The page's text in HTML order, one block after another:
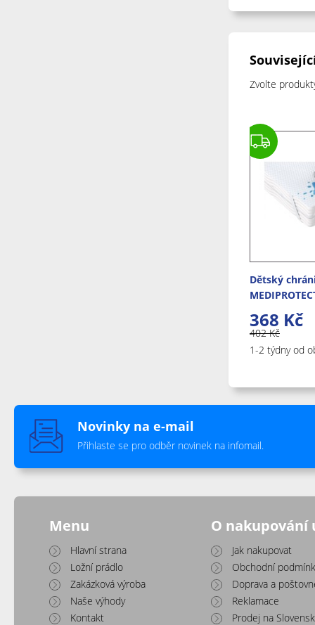
Zvolte
Dětský
368 Kč
402 Kč
1-2 týdny od
Novinky na e-mail
Přihlaste se pro odběr novinek na infomail.
Menu
Hlavní strana
Ložní prádlo
Zakázková výroba
Naše výhody
Kontakt
O nakupování
Jak nakupovat
Obchodní
Doprava a
Reklamace
Prodej na